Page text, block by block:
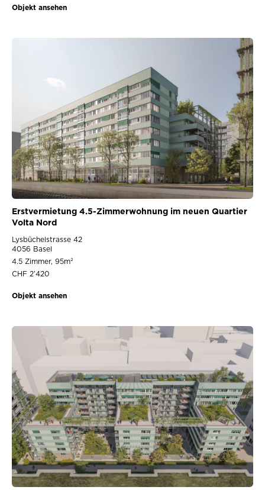
Objekt ansehen
Erstvermietung 4.5-Zimmerwohnung im neuen Quartier
Volta Nord
Lysbüchelstrasse 42
4056 Basel
4.5 Zimmer, 95m²
CHF 2’420
Objekt ansehen